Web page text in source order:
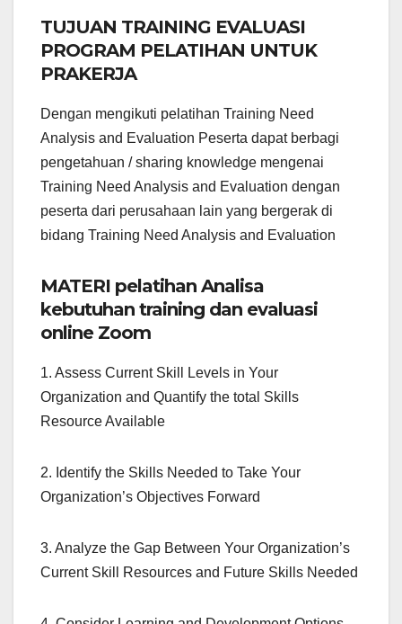
TUJUAN TRAINING EVALUASI
PROGRAM PELATIHAN UNTUK
PRAKERJA
Dengan mengikuti pelatihan Training Need
Analysis and Evaluation Peserta dapat berbagi
pengetahuan / sharing knowledge mengenai
Training Need Analysis and Evaluation dengan
peserta dari perusahaan lain yang bergerak di
bidang Training Need Analysis and Evaluation
MATERI pelatihan Analisa
kebutuhan training dan evaluasi
online Zoom
1. Assess Current Skill Levels in Your
Organization and Quantify the total Skills
Resource Available
2. Identify the Skills Needed to Take Your
Organization’s Objectives Forward
3. Analyze the Gap Between Your Organization’s
Current Skill Resources and Future Skills Needed